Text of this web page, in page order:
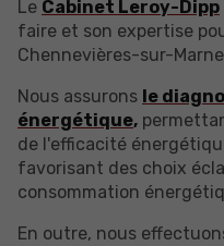
Le Cabinet Leroy-Dipp
faire et son expertise
Chennevières-sur-
Nous assurons le
énergétique,
de l'efficacité
favorisant des choix
consommation
En outre, nous